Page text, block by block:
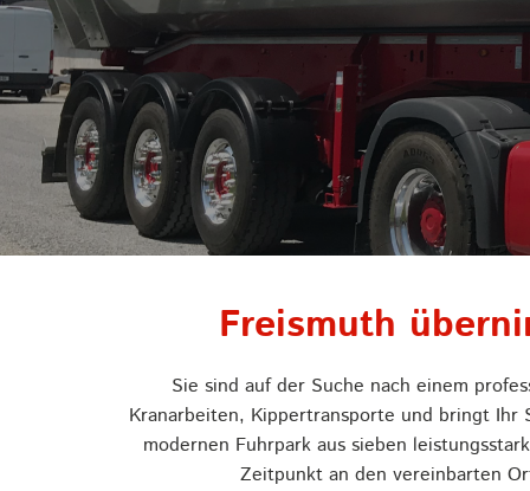
Freismuth
Sie sind auf der Suche nach einem
Kranarbeiten, Kippertransporte und bringt
modernen Fuhrpark aus sieben
Zeitpunkt an den vereinbarten